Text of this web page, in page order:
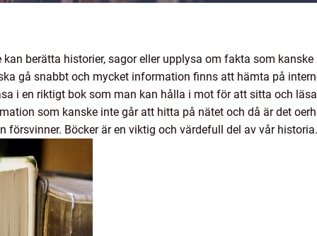
kan berätta historier, sagor eller upplysa om fakta som
gå snabbt och mycket information finns att hämta på
i en riktigt bok som man kan hålla i mot för att sitta och
som kanske inte går att hitta på nätet och då är det
försvinner. Böcker är en viktig och värdefull del av vår historia.